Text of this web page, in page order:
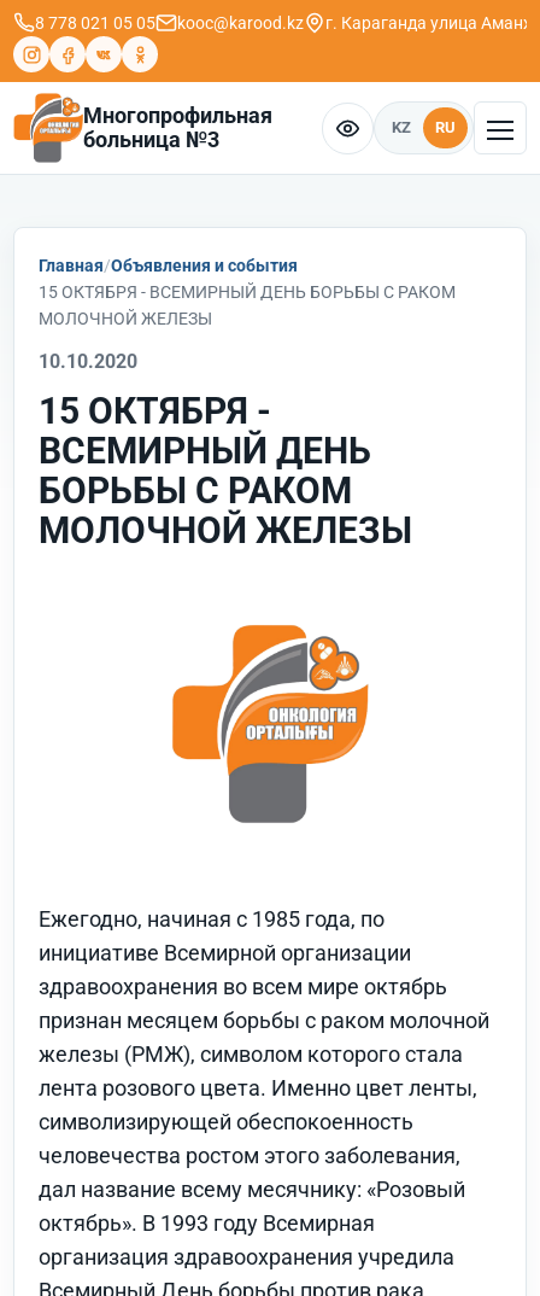
8 778 021 05 05 kooc@karood.kz г. Караганда ​улица
Многопрофильная
больница №3
KZ RU
Главная Объявления и события
15 ОКТЯБРЯ - ВСЕМИРНЫЙ ДЕНЬ БОРЬБЫ С РАКОМ
МОЛОЧНОЙ ЖЕЛЕЗЫ
10.10.2020
15 ОКТЯБРЯ -
ВСЕМИРНЫЙ ДЕНЬ
БОРЬБЫ С РАКОМ
МОЛОЧНОЙ ЖЕЛЕЗЫ
Ежегодно, начиная с 1985 года, по
инициативе Всемирной организации
здравоохранения во всем мире октябрь
признан месяцем борьбы с раком молочной
железы (РМЖ), символом которого стала
лента розового цвета. Именно цвет ленты,
символизирующей обеспокоенность
человечества ростом этого заболевания,
дал название всему месячнику: «Розовый
октябрь». В 1993 году Всемирная
организация здравоохранения учредила
Всемирный День борьбы против рака